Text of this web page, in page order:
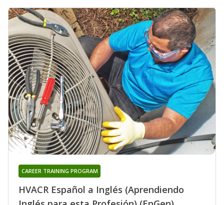
HVACR Español a Inglés (Aprendiendo
CAREER TRAINING PROGRAM